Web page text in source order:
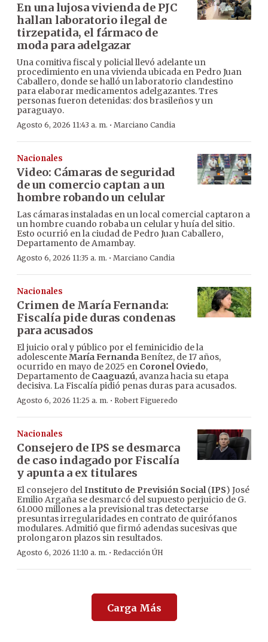
En una lujosa vivienda de PJC
hallan laboratorio ilegal de
tirzepatida, el fármaco de
moda para adelgazar
Una comitiva fiscal y policial llevó adelante un
procedimiento en una vivienda ubicada en Pedro Juan
Caballero, donde se halló un laboratorio clandestino
para elaborar medicamentos adelgazantes. Tres
personas fueron detenidas: dos brasileños y un
paraguayo.
Agosto 6, 2026 11:43 a. m. · Marciano Candia
Nacionales
Video: Cámaras de seguridad
de un comercio captan a un
hombre robando un celular
Las cámaras instaladas en un local comercial captaron a
un hombre cuando robaba un celular y huía del sitio.
Esto ocurrió en la ciudad de Pedro Juan Caballero,
Departamento de Amambay.
Agosto 6, 2026 11:35 a. m. · Marciano Candia
Nacionales
Crimen de María Fernanda:
Fiscalía pide duras condenas
para acusados
El juicio oral y público por el feminicidio de la
adolescenteMaría FernandaBenítez, de 17 años,
ocurrido en mayo de 2025 en Coronel Oviedo,
Departamento de Caaguazú, avanza hacia su etapa
decisiva. La Fiscalía pidió penas duras para acusados.
Agosto 6, 2026 11:25 a. m. · Robert Figueredo
Nacionales
Consejero de IPS se desmarca
de caso indagado por Fiscalía
y apunta a ex titulares
El consejero delInstituto de Previsión Social(IPS) José
Emilio Argaña se desmarcó del supuesto perjuicio de G.
61.000 millones a la previsional tras detectarse
presuntas irregularidades en contrato de quirófanos
modulares. Admitió que firmó adendas sucesivas que
prolongaron plazos sin resultados.
Agosto 6, 2026 11:10 a. m. · Redacción ÚH
Carga Más